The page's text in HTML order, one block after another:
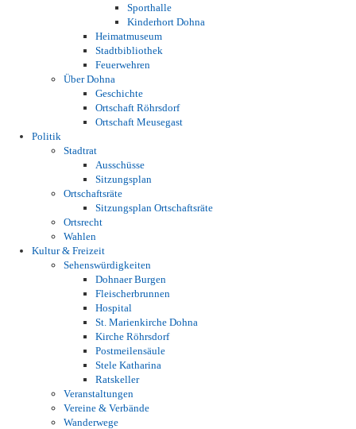
Sporthalle
Kinderhort Dohna
Heimatmuseum
Stadtbibliothek
Feuerwehren
Über Dohna
Geschichte
Ortschaft Röhrsdorf
Ortschaft Meusegast
Politik
Stadtrat
Ausschüsse
Sitzungsplan
Ortschaftsräte
Sitzungsplan Ortschaftsräte
Ortsrecht
Wahlen
Kultur & Freizeit
Sehenswürdigkeiten
Dohnaer Burgen
Fleischerbrunnen
Hospital
St. Marienkirche Dohna
Kirche Röhrsdorf
Postmeilensäule
Stele Katharina
Ratskeller
Veranstaltungen
Vereine & Verbände
Wanderwege